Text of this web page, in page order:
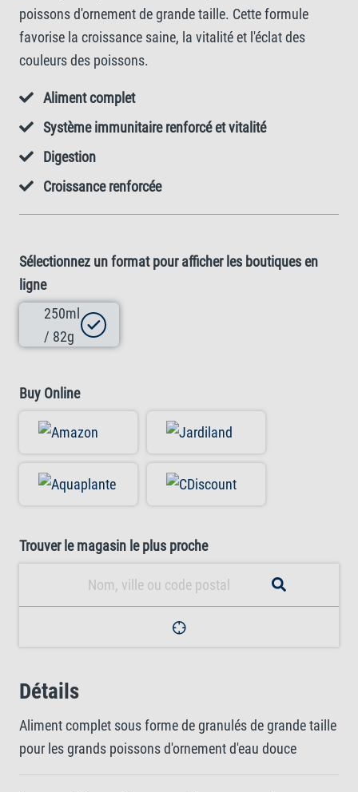
poissons d'ornement de grande taille. Cette formule
favorise la croissance saine, la vitalité et l'éclat des
couleurs des poissons.
Aliment complet
Système immunitaire renforcé et vitalité
Digestion
Croissance renforcée
Sélectionnez un format pour afficher les boutiques en
ligne
250ml
/ 82g
Buy Online
Trouver le magasin le plus proche
Détails
Aliment complet sous forme de granulés de grande taille
pour les grands poissons d'ornement d'eau douce